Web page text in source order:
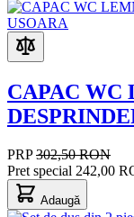
CAPAC WC
PRP 302,50 RON
Pret special 242,00
Adaugă